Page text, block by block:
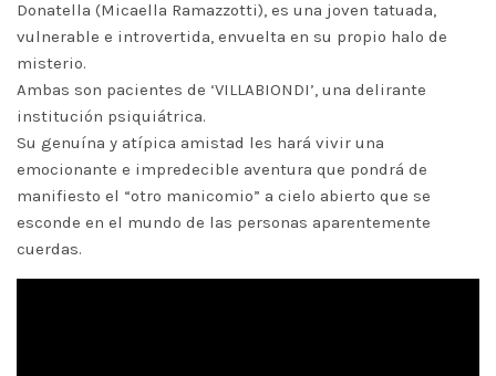
Donatella (Micaella Ramazzotti), es una joven tatuada,
vulnerable e introvertida, envuelta en su propio halo de
misterio.
Ambas son pacientes de ‘VILLABIONDI’, una delirante
institución psiquiátrica.
Su genuína y atípica amistad les hará vivir una
emocionante e impredecible aventura que pondrá de
manifiesto el “otro manicomio” a cielo abierto que se
esconde en el mundo de las personas aparentemente
cuerdas.